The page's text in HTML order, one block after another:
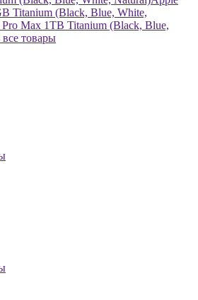
Titanium (Black, Blue, White,
Max 1TB Titanium (Black, Blue,
все товары